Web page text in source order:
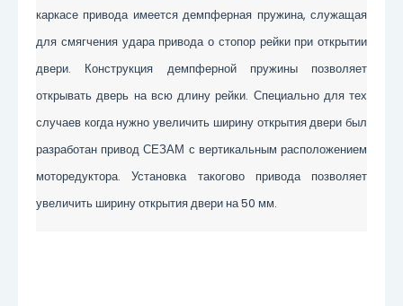
каркасе привода имеется демпферная пружина, служащая
для смягчения удара привода о стопор рейки при открытии
двери. Конструкция демпферной пружины позволяет
открывать дверь на всю длину рейки. Специально для тех
случаев когда нужно увеличить ширину открытия двери был
разработан привод СЕЗАМ с вертикальным расположением
моторедуктора. Установка такогово привода позволяет
увеличить ширину открытия двери на 50 мм.